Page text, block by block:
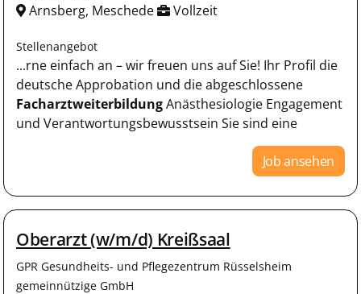
Arnsberg, Meschede Vollzeit
Stellenangebot
...rne einfach an – wir freuen uns auf Sie! Ihr Profil die
deutsche Approbation und die abgeschlossene
FacharztweiterbildungAnästhesiologie Engagement
und Verantwortungsbewusstsein Sie sind eine
Job ansehen
Oberarzt (w/m/d) Kreißsaal
GPR Gesundheits- und Pflegezentrum Rüsselsheim
gemeinnützige GmbH